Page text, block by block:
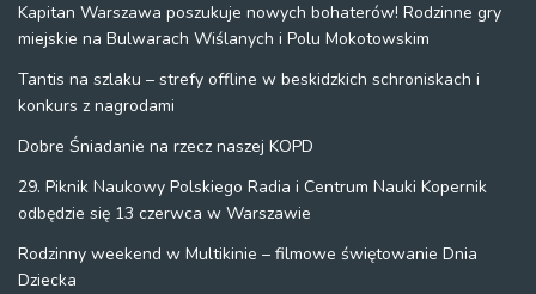
Kapitan Warszawa poszukuje nowych bohaterów! Rodzinne gry
miejskie na Bulwarach Wiślanych i Polu Mokotowskim
Tantis na szlaku – strefy offline w beskidzkich schroniskach i
konkurs z nagrodami
Dobre Śniadanie na rzecz naszej KOPD
29. Piknik Naukowy Polskiego Radia i Centrum Nauki Kopernik
odbędzie się 13 czerwca w Warszawie
Rodzinny weekend w Multikinie – filmowe świętowanie Dnia
Dziecka